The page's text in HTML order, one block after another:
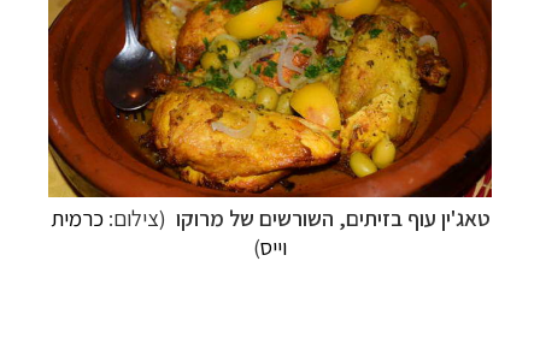
טאג'ין עוף בזיתים, השורשים של מרוקו (צילום:כרמית
וייס)